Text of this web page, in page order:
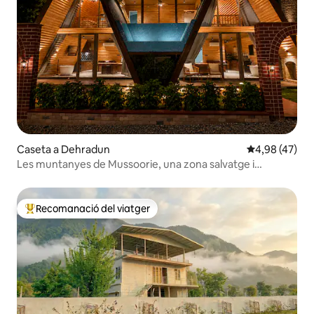
Caseta a Dehradun 4,98 de
4,98 (47)
Les muntanyes de Mussoorie, una zona salvatge i
Principals recomanacions dels viatgers
Recomanació del viatger